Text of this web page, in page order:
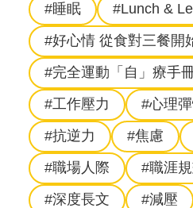
#睡眠
#Lunch &
#好心情 從食對三餐開
#完全運動「自」療手
#工作壓力
#心理
#抗逆力
#焦慮
#職場人際
#職涯規
#深度長文
#減壓